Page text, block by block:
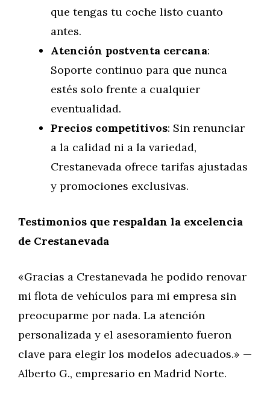
que tengas tu coche listo cuanto
antes.
Atención postventa cercana:
Soporte continuo para que nunca
estés solo frente a cualquier
eventualidad.
Precios competitivos: Sin renunciar
a la calidad ni a la variedad,
Crestanevada ofrece tarifas ajustadas
y promociones exclusivas.
Testimonios que respaldan la excelencia
de Crestanevada
«Gracias a Crestanevada he podido renovar
mi flota de vehículos para mi empresa sin
preocuparme por nada. La atención
personalizada y el asesoramiento fueron
clave para elegir los modelos adecuados.» —
Alberto G., empresario en Madrid Norte.